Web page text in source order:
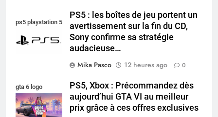
ps5 playstation 5
PS5 : les boîtes de jeu portent un
avertissement sur la fin du CD,
Sony confirme sa stratégie
audacieuse…
Mika Pasco
12 heures ago 0
gta 6 logo
PS5, Xbox : Précommandez dès
aujourd’hui GTA VI au meilleur
prix grâce à ces offres exclusives